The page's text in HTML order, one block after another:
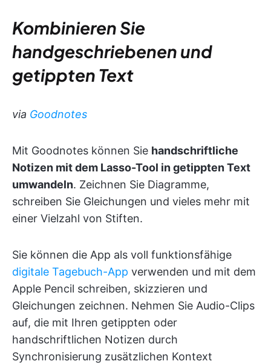
Kombinieren Sie
handgeschriebenen und
getippten Text
via Goodnotes
Mit Goodnotes können Sie handschriftliche
Notizen mit dem Lasso-Tool in getippten Text
umwandeln. Zeichnen Sie Diagramme,
schreiben Sie Gleichungen und vieles mehr mit
einer Vielzahl von Stiften.
Sie können die App als voll funktionsfähige
digitale Tagebuch-App verwenden und mit dem
Apple Pencil schreiben, skizzieren und
Gleichungen zeichnen. Nehmen Sie Audio-Clips
auf, die mit Ihren getippten oder
handschriftlichen Notizen durch
Synchronisierung zusätzlichen Kontext